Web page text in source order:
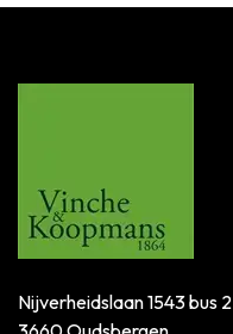
Nijverheidslaan 1543 bus 2